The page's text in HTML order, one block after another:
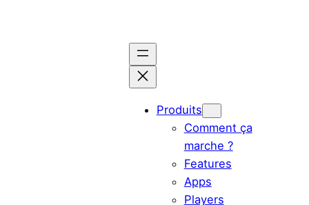
Produits
Comment ça
marche ?
Features
Apps
Players